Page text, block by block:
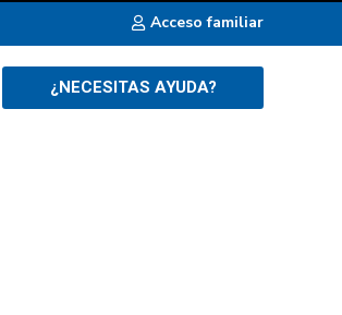
Acceso familiar
¿NECESITAS AYUDA?